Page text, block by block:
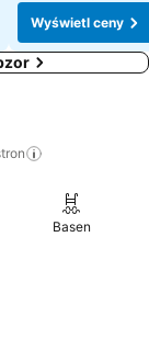
Wyświetl ceny
Basen